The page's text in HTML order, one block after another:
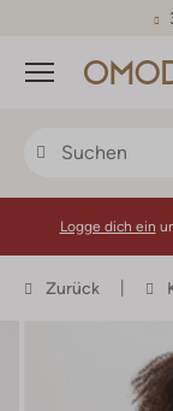
Menü
Logge dich ein
Zurück